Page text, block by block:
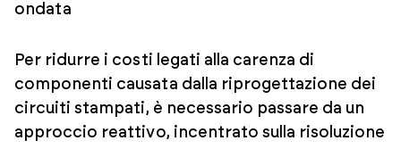
ondata
Per ridurre i costi legati alla carenza di
componenti causata dalla riprogettazione dei
circuiti stampati, è necessario passare da un
approccio reattivo, incentrato sulla risoluzione